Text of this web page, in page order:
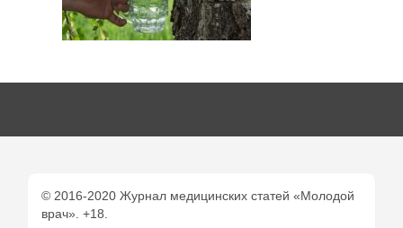
© 2016-2020 Журнал медицинских статей «Молодой
врач». +18.